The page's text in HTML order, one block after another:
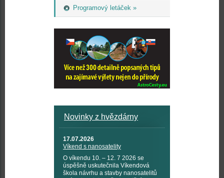
Programový letáček »
Novinky z hvězdárny
17.07.2026
Víkend s nanosatelity
O víkendu 10. – 12. 7 2026 se
úspěšně uskutečnila Víkendová
škola návrhu a stavby nanosatelitů